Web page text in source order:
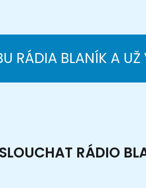
RÁDIA BLANÍK A
RÁDIO